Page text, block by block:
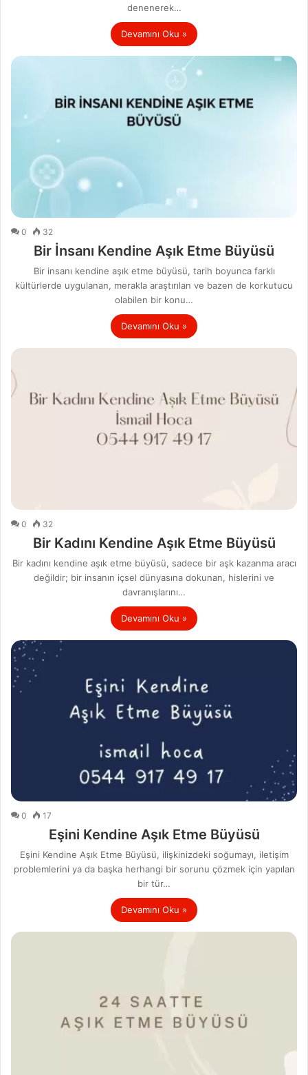
denenerek…
Devamını Oku »
0 32
Bir İnsanı Kendine Aşık Etme Büyüsü
Bir insanı kendine aşık etme büyüsü, tarih boyunca farklı
kültürlerde uygulanan, merakla araştırılan ve bazen de korkutucu
olabilen bir konu…
Devamını Oku »
0 32
Bir Kadını Kendine Aşık Etme Büyüsü
Bir kadını kendine aşık etme büyüsü, sadece bir aşk kazanma aracı
değildir; bir insanın içsel dünyasına dokunan, hislerini ve
davranışlarını…
Devamını Oku »
0 17
Eşini Kendine Aşık Etme Büyüsü
Eşini Kendine Aşık Etme Büyüsü, ilişkinizdeki soğumayı, iletişim
problemlerini ya da başka herhangi bir sorunu çözmek için yapılan
bir tür…
Devamını Oku »